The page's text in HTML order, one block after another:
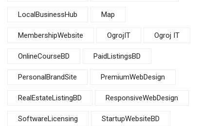
LocalBusinessHub Map
MembershipWebsite OgrojIT Ogroj IT
OnlineCourseBD PaidListingsBD
PersonalBrandSite PremiumWebDesign
RealEstateListingBD ResponsiveWebDesign
SoftwareLicensing StartupWebsiteBD